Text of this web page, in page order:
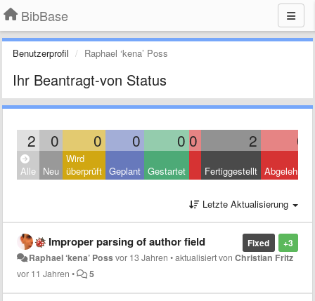
BibBase
Benutzerprofil Raphael ‘kena’ Poss
Ihr Beantragt-von Status
2 0 0 0 0 0 2 0
Alle Neu
Wird
überprüft Geplant Gestartet Fertiggestellt Abgelehnt
Letzte Aktualisierung
+3
Fixed
Improper parsing of author field
Raphael ‘kena’ Possvor 13 Jahren •aktualisiert vonChristian Fritz
vor 11 Jahren • 5